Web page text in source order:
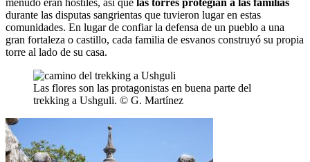
menudo eran hostiles, así que las torres protegían a las familias
durante las disputas sangrientas que tuvieron lugar en estas
comunidades. En lugar de confiar la defensa de un pueblo a una
gran fortaleza o castillo, cada familia de esvanos construyó su propia
torre al lado de su casa.
Las flores son las protagonistas en buena parte del
trekking a Ushguli. © G. Martínez